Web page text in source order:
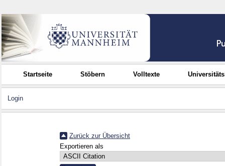
Startseite Stöbern Volltexte
Login
Zurück zur Übersicht
Exportieren als